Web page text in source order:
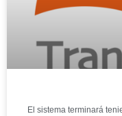
El sistema terminará